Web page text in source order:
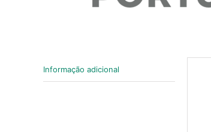
Informação adicional